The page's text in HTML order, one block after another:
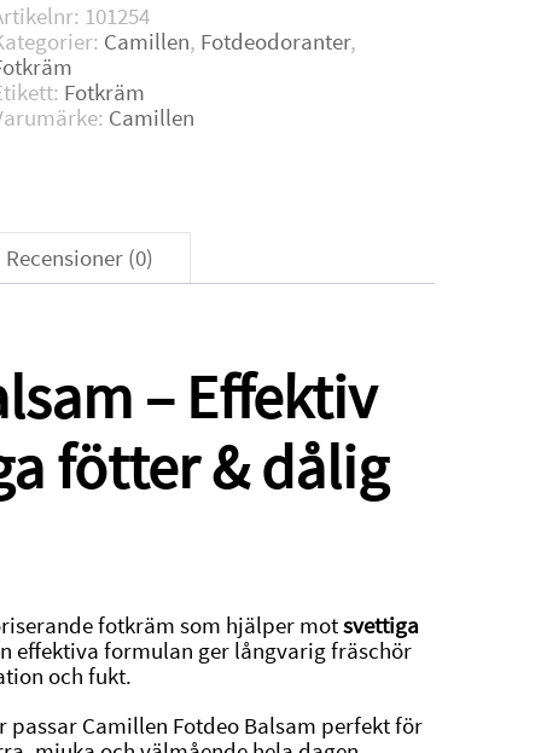
101254
Camillen, Fotdeodoranter,
Fotkräm
Camillen
Recensioner (0)
– Effektiv
fötter & dålig
fotkräm som hjälper motsvettiga
effektiva formulan ger långvarig fräschör
och fukt.
Camillen Fotdeo Balsam perfekt för